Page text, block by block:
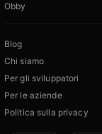
Obby
Blog
Chi siamo
Per gli sviluppatori
Per le aziende
Politica sulla privacy